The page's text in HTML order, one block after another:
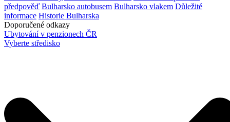
předpověď Bulharsko autobusem Bulharsko vlakem Důležité
informace Historie Bulharska
Doporučené odkazy
Ubytování v penzionech ČR
Vyberte středisko